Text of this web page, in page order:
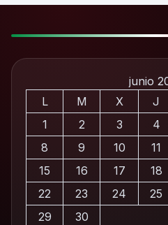
junio
L
M X J
1
2 3 4
8
9 10 11
15
16 17 18
22
23 24 25
29
30